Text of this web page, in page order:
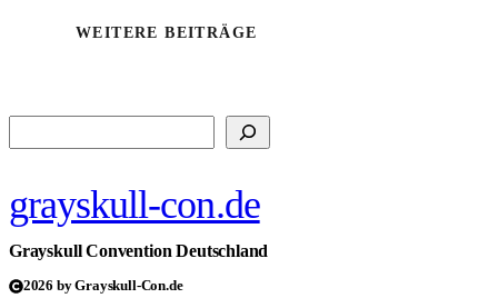
WEITERE BEITRÄGE
grayskull-con.de
Grayskull Convention Deutschland
2026 by Grayskull-Con.de